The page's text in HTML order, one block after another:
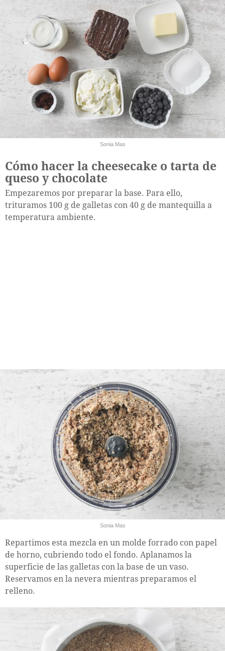
Sonia Mas
Cómo hacer la cheesecake o tarta de
queso y chocolate
Empezaremos por preparar la base. Para ello,
trituramos 100 g de galletas con 40 g de mantequilla a
temperatura ambiente.
Sonia Mas
Repartimos esta mezcla en un molde forrado con papel
de horno, cubriendo todo el fondo. Aplanamos la
superficie de las galletas con la base de un vaso.
Reservamos en la nevera mientras preparamos el
relleno.